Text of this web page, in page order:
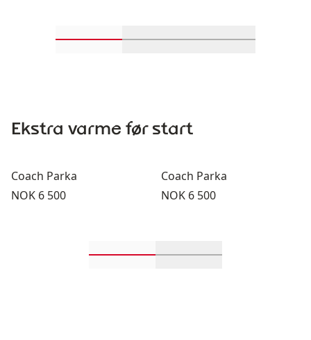
Ekstra varme før start
Coach Parka
Pris:
NOK 6 500
Coach Parka
Pris:
NOK 6 500